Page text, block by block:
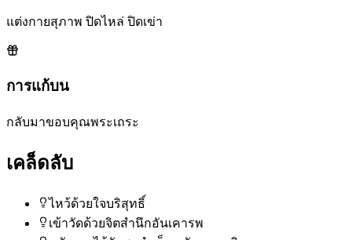
แต่งกายสุภาพ ปิดไหล่ ปิดเข่า
การแก้บน
กลับมาขอบคุณพระเถระ
เคล็ดลับ
ไหว้ด้วยใจบริสุทธิ์
เข้าวัดด้วยจิตสำนึกอันเคารพ